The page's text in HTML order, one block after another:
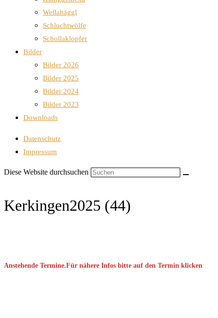
Wellahäggl
Schluchtwölfe
Schollaklopfer
Bilder
Bilder 2026
Bilder 2025
Bilder 2024
Bilder 2023
Downloads
Datenschutz
Impressum
Diese Website durchsuchen
Kerkingen2025 (44)
Anstehende Termine.Für nähere Infos bitte auf den Termin klicken